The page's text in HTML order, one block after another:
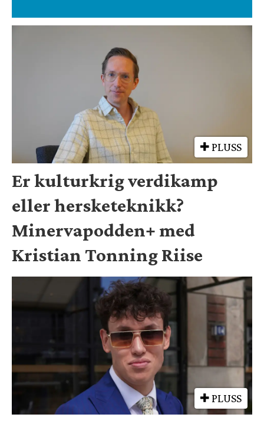
PLUSS
Er kulturkrig verdikamp
eller hersketeknikk?
Minervapodden+ med
Kristian Tonning Riise
PLUSS